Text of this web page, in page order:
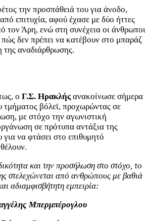
την προσπάθειά του για άνοδο,
επιτυχία, αφού έχασε με δύο ήττες
τον Άρη, ενώ στη συνέχεια οι άνθρωποι
δεν πρέπει να κατέβουν στο μπαράζ
αναδιάρθρωσης.
ο Γ.Σ. Ηρακλήςανακοίνωσε σήμερα
βόλεϊ, προχωρώντας σε
με στόχο την αγωνιστική
σε πρότυπα αντάξια της
για να φτάσει στο επιθυμητό
και την προσήλωση στο στόχο, το
στελεχώνεται από ανθρώπους με βαθιά
αδιαμφισβήτητη εμπειρία:
Μπερμπέρογλου